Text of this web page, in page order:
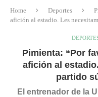
Home Deportes
afición al estadio. Les
Pimienta: “Por
afición al
partido
El entrenador de la